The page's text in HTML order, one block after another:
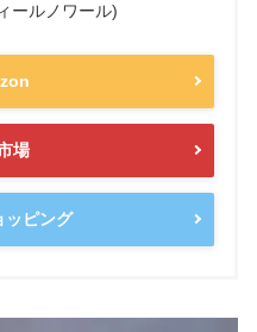
ールノワール)
場
ピング